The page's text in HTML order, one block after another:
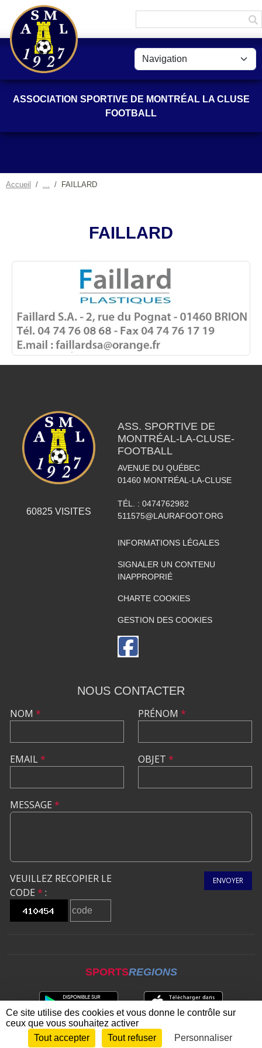
ASSOCIATION SPORTIVE DE MONTRÉAL LA CLUSE
FOOTBALL
Accueil FAILLARD
FAILLARD
60825VISITES
ASS. SPORTIVE DE
MONTRÉAL-LA-CLUSE-
FOOTBALL
AVENUE DU QUÉBEC
01460 MONTRÉAL-LA-CLUSE
TÉL. : 0474762982
511575@LAURAFOOT.ORG
INFORMATIONS LÉGALES
SIGNALER UN CONTENU
INAPPROPRIÉ
CHARTE COOKIES
GESTION DES COOKIES
NOUS CONTACTER
NOM *
EMAIL*
PRÉNOM *
OBJET *
MESSAGE *
VEUILLEZ RECOPIER LE
CODE * :
ENVOYER
SPORTSREGIONS
Envie de participer ? CONNEXION
Panneau de gestion des cookies
Ce site utilise des cookies et vous donne le contrôle sur
ceux que vous souhaitez activer
Tout accepter
Tout refuser Personnaliser